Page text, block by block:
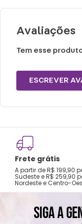
produto de
Avaliações
Tem esse
ESCREVER
Frete grátis
A partir de R$ 199,90
Sudeste e R$ 259,90
Nordeste e Centro-
SIGA A